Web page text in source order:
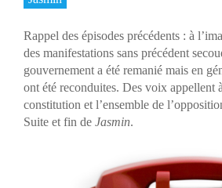
Rappel des épisodes précédents : à
des manifestations sans précédent
gouvernement a été remanié mais en
ont été reconduites. Des voix appellent
constitution et l’ensemble de
Suite et fin de Jasmin.